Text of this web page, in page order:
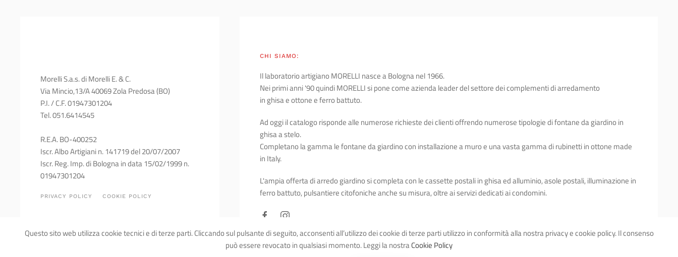
Questo sito web utilizza cookie tecnici e di terze parti. Cliccando sul pulsante di seguito, acconsenti all’utilizzo dei cookie di terze parti utilizzo in conformità alla nostra privacy e cookie policy. Il consenso
può essere revocato in qualsiasi momento. Leggi la nostraCookie Policy
Morelli S.a.s. di Morelli E. & C.
Via Mincio,13/A 40069 Zola Predosa (BO)
P.I. / C.F. 01947301204
Tel. 051.6414545
R.E.A. BO-400252
Iscr. Albo Artigiani n. 141719 del 20/07/2007
Iscr. Reg. Imp. di Bologna in data 15/02/1999 n.
01947301204
PRIVACY POLICY COOKIE POLICY
CHI SIAMO:
Il laboratorio artigiano MORELLI nasce a Bologna nel 1966.
Nei primi anni '90 quindi MORELLI si pone come azienda leader del settore dei complementi di arredamento
in ghisa e ottone e ferro battuto.
Ad oggi il catalogo risponde alle numerose richieste dei clienti offrendo numerose tipologie di fontane da giardino in
ghisa a stelo.
Completano la gamma le fontane da giardino con installazione a muro e una vasta gamma di rubinetti in ottone made
in Italy.
L'ampia offerta di arredo giardino si completa con le cassette postali in ghisa ed alluminio, asole postali, illuminazione in
ferro battuto, pulsantiere citofoniche anche su misura, oltre ai servizi dedicati ai condomini.